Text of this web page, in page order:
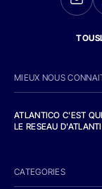
MIEUX NOUS
ATLANTICO C'EST
LE RESEAU
CATEGORIES